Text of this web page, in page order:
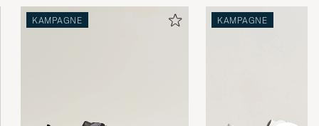
KAMPAGNE KAMPAGNE